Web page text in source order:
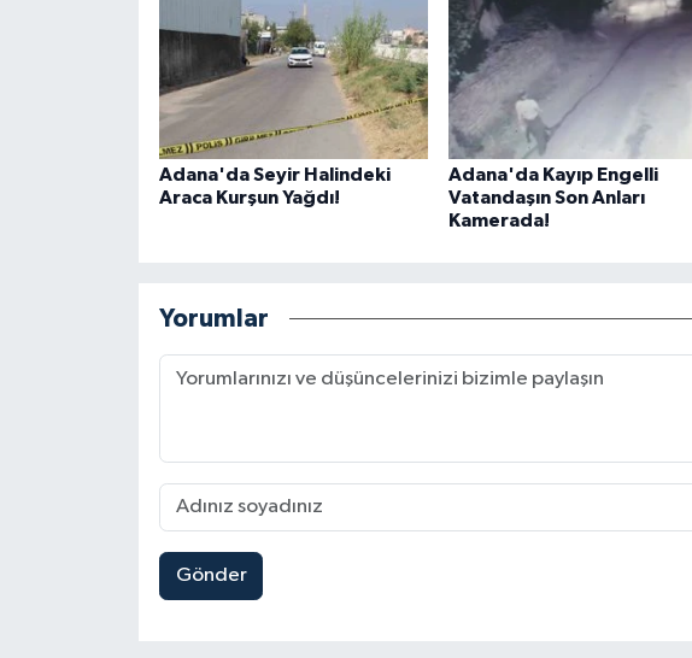
Adana'da Seyir Halindeki
Araca Kurşun Yağdı!
Adana'da Kayıp Engelli
Vatandaşın Son Anları
Kamerada!
Yorumlar
Gönder